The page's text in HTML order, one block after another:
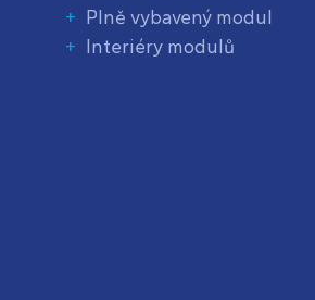
Plně vybavený modul
Interiéry modulů